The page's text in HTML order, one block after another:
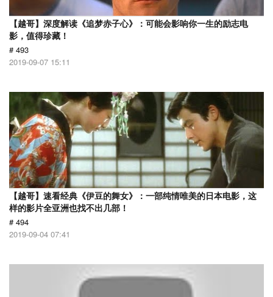
【越哥】深度解读《追梦赤子心》：可能会影响你一生的励志电
影，值得珍藏！
# 493
2019-09-07 15:11
【越哥】速看经典《伊豆的舞女》：一部纯情唯美的日本电影，这
样的影片全亚洲也找不出几部！
# 494
2019-09-04 07:41